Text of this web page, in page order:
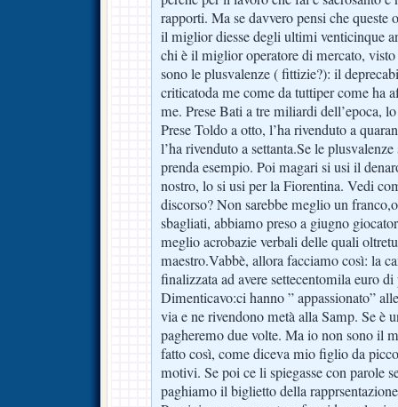
rapporti. Ma se davvero pensi che
il miglior diesse degli ultimi venticinque
chi è il miglior operatore di mercato,
sono le plusvalenze ( fittizie?): il
criticatoda me come da tuttiper come ha
me. Prese Bati a tre miliardi dell’epoca,
Prese Toldo a otto, l’ha rivenduto a
l’ha rivenduto a settanta.Se le
prenda esempio. Poi magari si usi il
nostro, lo si usi per la Fiorentina. Vedi
discorso? Non sarebbe meglio un
sbagliati, abbiamo preso a giugno
meglio acrobazie verbali delle quali
maestro.Vabbè, allora facciamo così: la
finalizzata ad avere settecentomila euro
Dimenticavo:ci hanno ” appassionato”
via e ne rivendono metà alla Samp. Se è
pagheremo due volte. Ma io non sono il
fatto così, come diceva mio figlio da
motivi. Se poi ce li spiegasse con parole
paghiamo il biglietto della